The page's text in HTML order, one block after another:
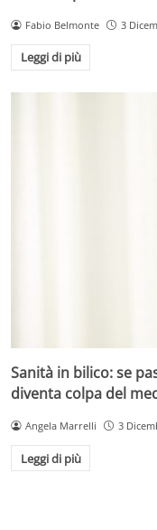
Fabio Belmonte 3
Leggi di più
Sanità in bilico: se
diventa colpa del
Angela Marrelli 3
Leggi di più